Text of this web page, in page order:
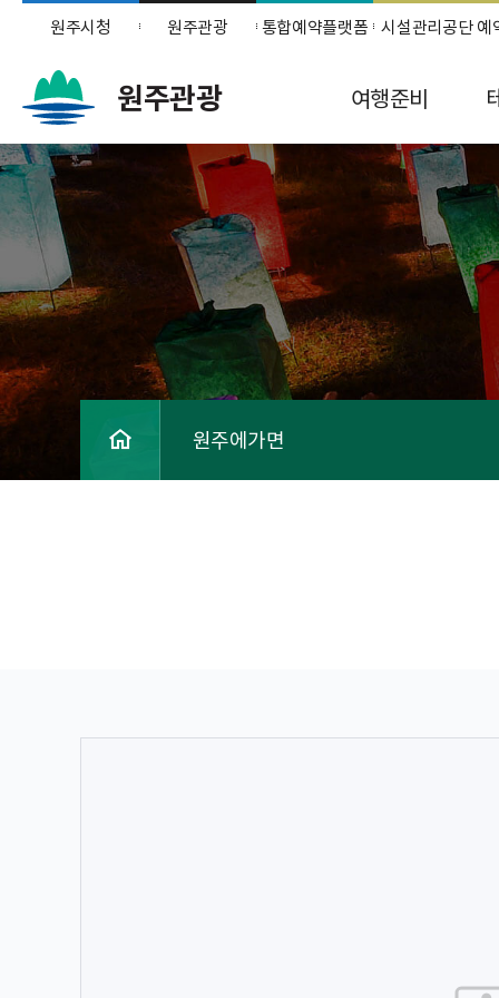
원주시청 원주관광 통합예약플랫폼 시설관리공단 예
원주관광 여행준비
원주에가면